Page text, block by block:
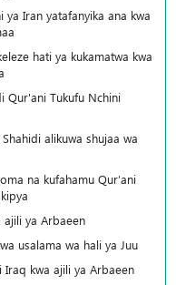
Iran yatafanyika ana kwa
hati ya kukamatwa kwa
Qur'ani Tukufu Nchini
alikuwa shujaa wa
na kufahamu Qur’ani
ajili ya Arbaeen
usalama wa hali ya Juu
Iraq kwa ajili ya Arbaeen